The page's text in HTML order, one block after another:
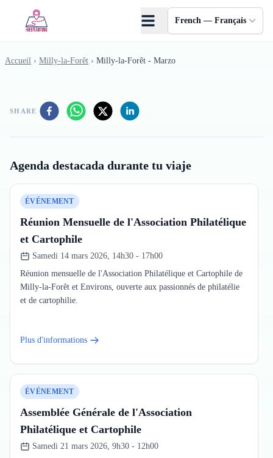
French — Français
Accueil › Milly-la-Forêt › Milly-la-Forêt - Marzo
SHARE
Agenda destacada durante tu viaje
ÉVÉNEMENT
Réunion Mensuelle de l'Association Philatélique
et Cartophile
Samedi 14 mars 2026, 14h30 - 17h00
Réunion mensuelle de l'Association Philatélique et Cartophile de
Milly-la-Forêt et Environs, ouverte aux passionnés de philatélie
et de cartophilie.
Plus d'informations
ÉVÉNEMENT
Assemblée Générale de l'Association
Philatélique et Cartophile
Samedi 21 mars 2026, 9h30 - 12h00